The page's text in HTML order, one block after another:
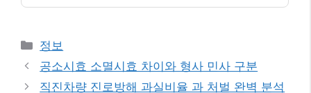
카
테
정보
공소시효 소멸시효 차이와 형사 민사 구분
직진차량 진로방해 과실비율 과 처벌 완벽 분석